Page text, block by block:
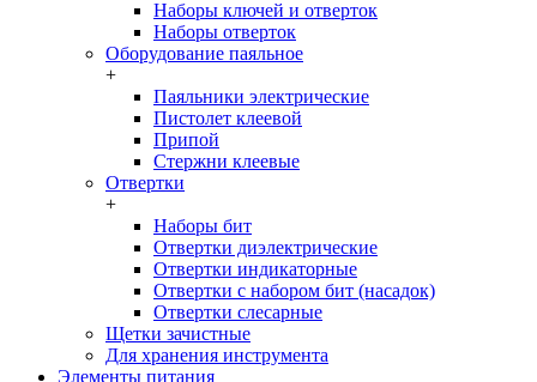
Наборы ключей и отверток
Наборы отверток
Оборудование паяльное
+
Паяльники электрические
Пистолет клеевой
Припой
Стержни клеевые
Отвертки
+
Наборы бит
Отвертки диэлектрические
Отвертки индикаторные
Отвертки с набором бит (насадок)
Отвертки слесарные
Щетки зачистные
Для хранения инструмента
Элементы питания